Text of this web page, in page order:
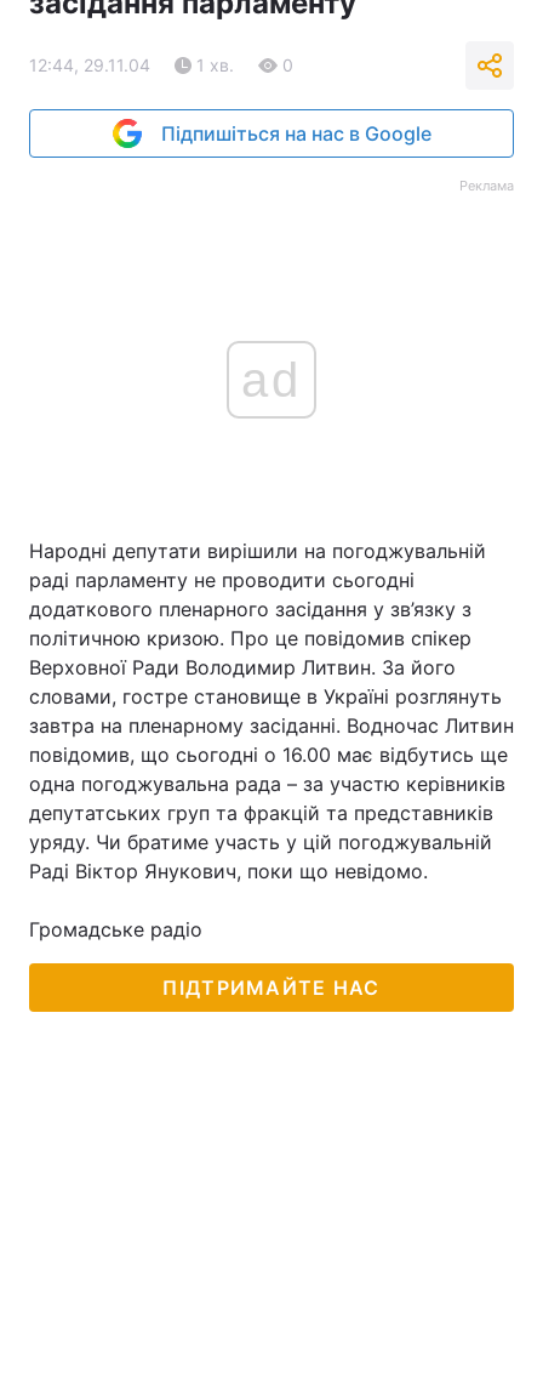
12:44, 29.11.04 1 хв. 0
Підпишіться на нас в Google
Реклама
ad
Народні депутати вирішили на погоджувальній
раді парламенту не проводити сьогодні
додаткового пленарного засідання у зв’язку з
політичною кризою. Про це повідомив спікер
Верховної Ради Володимир Литвин. За його
словами, гостре становище в Україні розглянуть
завтра на пленарному засіданні. Водночас Литвин
повідомив, що сьогодні о 16.00 має відбутись ще
одна погоджувальна рада – за участю керівників
депутатських груп та фракцій та представників
уряду. Чи братиме участь у цій погоджувальній
Раді Віктор Янукович, поки що невідомо.
Громадське радіо
ПІДТРИМАЙТЕ НАС